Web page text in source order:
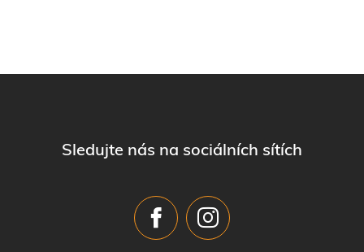
Sledujte nás na sociálních sítích